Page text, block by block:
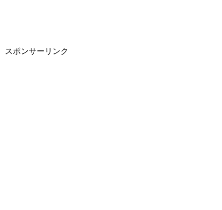
スポンサーリンク